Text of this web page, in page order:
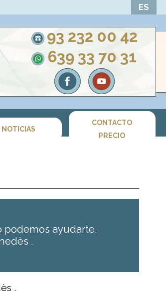
ES
93 232 00 42
639 33 70 31
NOTICIAS
CONTACTO
PRECIO
podemos ayudarte.
.
.